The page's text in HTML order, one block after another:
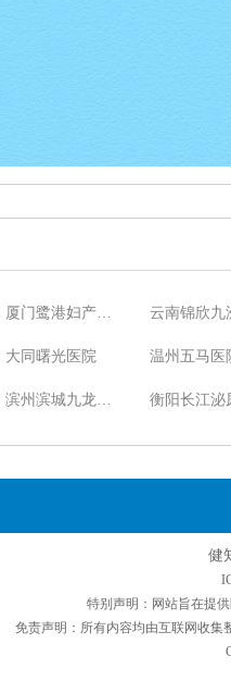
大同曙光医院 温州五马医
健
特别声明：网站旨在提
免责声明：所有内容均由互联网收集